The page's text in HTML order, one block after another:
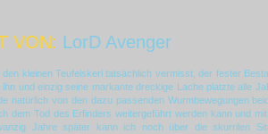
VON: LorD Avenger
den kleinen Teufelskerl tatsächlich vermisst, der fester
ihn und einzig seine markante dreckige Lache platzte alle
natürlich von den dazu passenden Wurmbewegungen
dem Tod des Erfinders weitergeführt werden kann und
Jahre später kann ich noch über die skurrilen